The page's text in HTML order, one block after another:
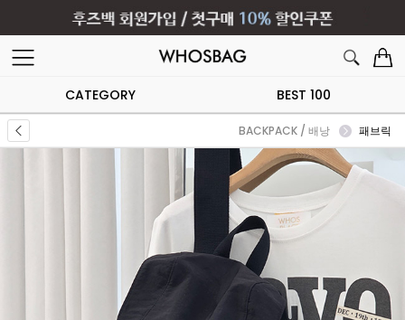
CATEGORY BEST 100
BACKPACK / 배낭 패브릭